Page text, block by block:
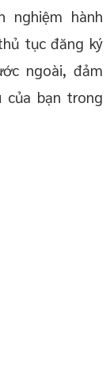
nghiệm hành
tục đăng ký
ngoài, đảm
của bạn trong